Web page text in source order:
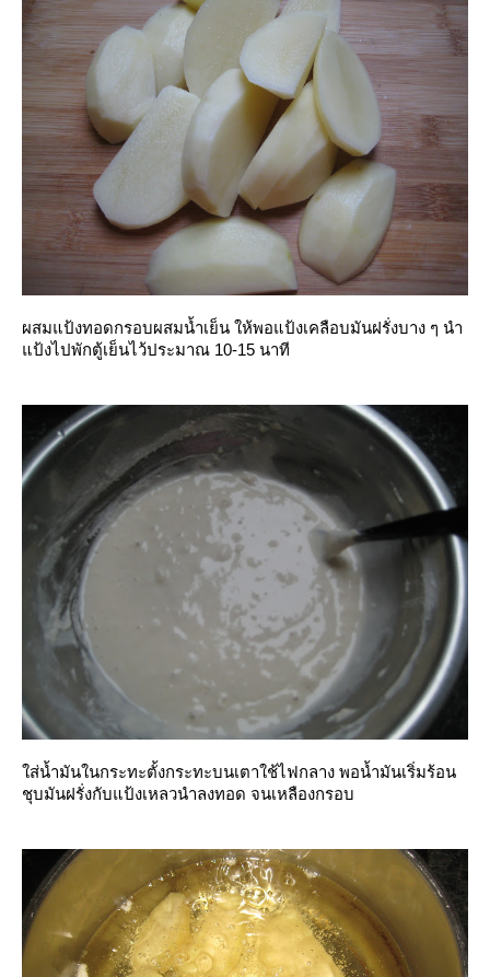
ผสมแป้งทอดกรอบผสมน้ำเย็น ให้พอแป้งเคลือบมันฝรั่งบาง ๆ นำ
ป้งไปพักตู้เย็นไว้ประมาณ 10-15 นาที
ส่น้ำมันในกระทะตั้งกระทะบนเตาใช้ไฟกลาง พอน้ำมันเริ่มร้อน
ชุบมันฝรั่งกับแป้งเหลวนำลงทอด จนเหลืองกรอบ